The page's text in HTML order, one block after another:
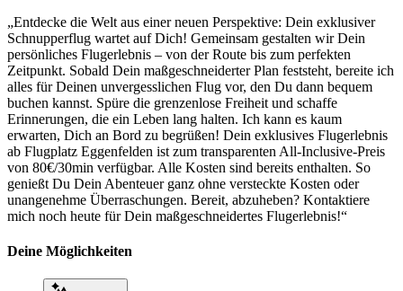
„Entdecke die Welt aus einer neuen Perspektive: Dein exklusiver
Schnupperflug wartet auf Dich! Gemeinsam gestalten wir Dein
persönliches Flugerlebnis – von der Route bis zum perfekten
Zeitpunkt. Sobald Dein maßgeschneiderter Plan feststeht, bereite ich
alles für Deinen unvergesslichen Flug vor, den Du dann bequem
buchen kannst. Spüre die grenzenlose Freiheit und schaffe
Erinnerungen, die ein Leben lang halten. Ich kann es kaum
erwarten, Dich an Bord zu begrüßen! Dein exklusives Flugerlebnis
ab Flugplatz Eggenfelden ist zum transparenten All-Inclusive-Preis
von 80€/30min verfügbar. Alle Kosten sind bereits enthalten. So
genießt Du Dein Abenteuer ganz ohne versteckte Kosten oder
unangenehme Überraschungen. Bereit, abzuheben? Kontaktiere
mich noch heute für Dein maßgeschneidertes Flugerlebnis!“
Deine Möglichkeiten